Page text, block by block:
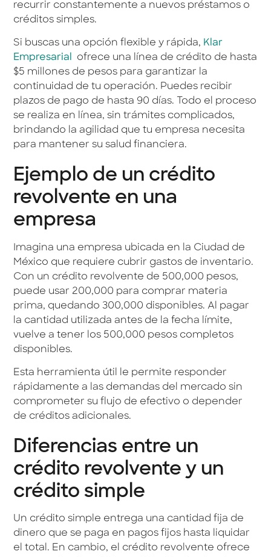
recurrir constantemente a nuevos préstamos o
créditos simples.
Si buscas una opción flexible y rápida, Klar
Empresarial ofrece una línea de crédito de hasta
$5 millones de pesos para garantizar la
continuidad de tu operación. Puedes recibir
plazos de pago de hasta 90 días. Todo el proceso
se realiza en línea, sin trámites complicados,
brindando la agilidad que tu empresa necesita
para mantener su salud financiera.
Ejemplo de un crédito
revolvente en una
empresa
Imagina una empresa ubicada en la Ciudad de
México que requiere cubrir gastos de inventario.
Con un crédito revolvente de 500,000 pesos,
puede usar 200,000 para comprar materia
prima, quedando 300,000 disponibles. Al pagar
la cantidad utilizada antes de la fecha límite,
vuelve a tener los 500,000 pesos completos
disponibles.
Esta herramienta útil le permite responder
rápidamente a las demandas del mercado sin
comprometer su flujo de efectivo o depender
de créditos adicionales.
Diferencias entre un
crédito revolvente y un
crédito simple
Un crédito simple entrega una cantidad fija de
dinero que se paga en pagos fijos hasta liquidar
el total. En cambio, el crédito revolvente ofrece